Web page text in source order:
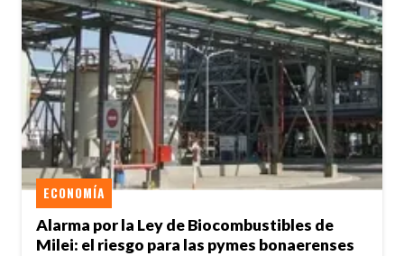
Alarma por la Ley de Biocombustibles de
Milei: el riesgo para las pymes bonaerenses
ECONOMÍA